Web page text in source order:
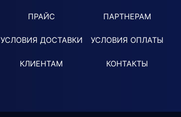
ПРАЙС ПАРТНЕРАМ
УСЛОВИЯ ДОСТАВКИ УСЛОВИЯ ОПЛАТЫ
КЛИЕНТАМ КОНТАКТЫ